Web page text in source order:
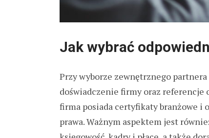
Jak wybrać
Przy wyborze zewnętrznego
doświadczenie firmy oraz referencje
firma posiada certyfikaty branżowe i
prawa. Ważnym aspektem jest